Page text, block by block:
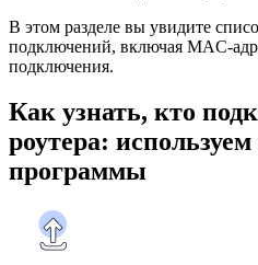
В этом разделе вы увидите
подключений, включая MAC-
подключения.
Как узнать, кто
роутера:
программы